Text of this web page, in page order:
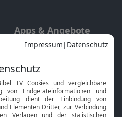
Apps & Angebote
Mobile App
Smart TV
HbbTV
Bibelthek Online-Bibel